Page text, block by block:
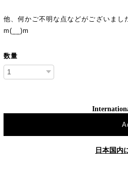
他、何かご不明な点などがございまし
m(__)m
数量
日本国内